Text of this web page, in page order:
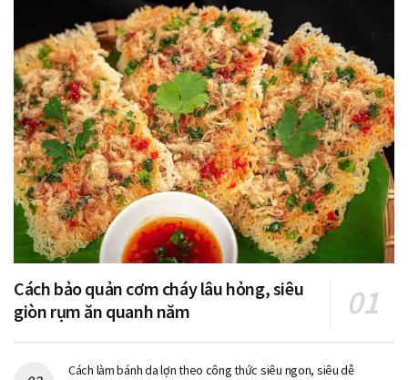
Cách bảo quản cơm cháy lâu hỏng, siêu
giòn rụm ăn quanh năm
Cách làm bánh da lợn theo công thức siêu ngon, siêu dễ